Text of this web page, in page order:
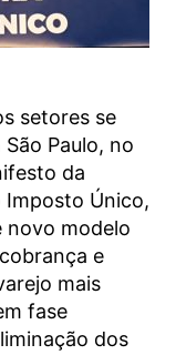
setores se
Paulo, no
da
Imposto Único,
novo modelo
e
mais
fase
dos